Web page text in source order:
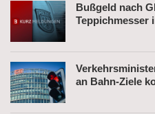
Bußgeld nach
Teppichmesser
an Bahn-Ziele